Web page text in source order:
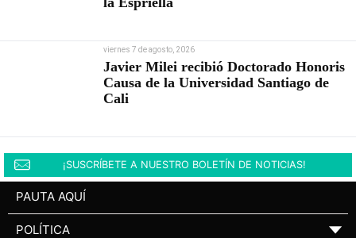
viernes 7 de agosto, 2026
Javier Milei recibió Doctorado Honoris
Causa de la Universidad Santiago de
Cali
¡SUSCRÍBETE A NUESTRO BOLETÍN DE NOTICIAS!
PAUTA AQUÍ
POLÍTICA ▼